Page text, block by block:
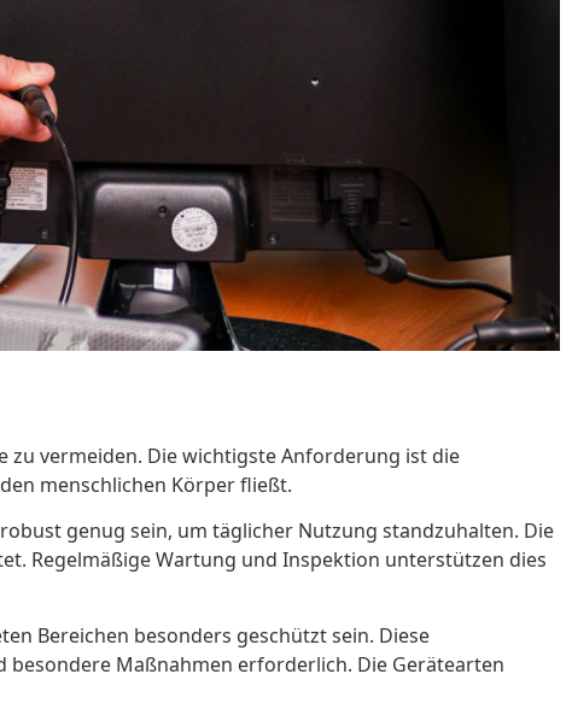
vermeiden. Die wichtigste Anforderung ist die
menschlichen Körper fließt.
genug sein, um täglicher Nutzung standzuhalten. Die
Regelmäßige Wartung und Inspektion unterstützen dies
Bereichen besonders geschützt sein. Diese
Maßnahmen erforderlich. Die Gerätearten